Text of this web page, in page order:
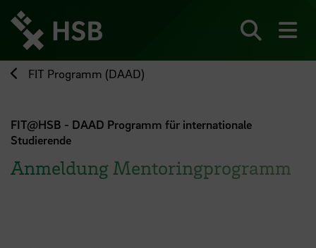
zum
Seiteninhalt
springen
FIT Programm (DAAD)
FIT@HSB - DAAD Programm für internationale
Studierende
Anmeldung Mentoringprogramm